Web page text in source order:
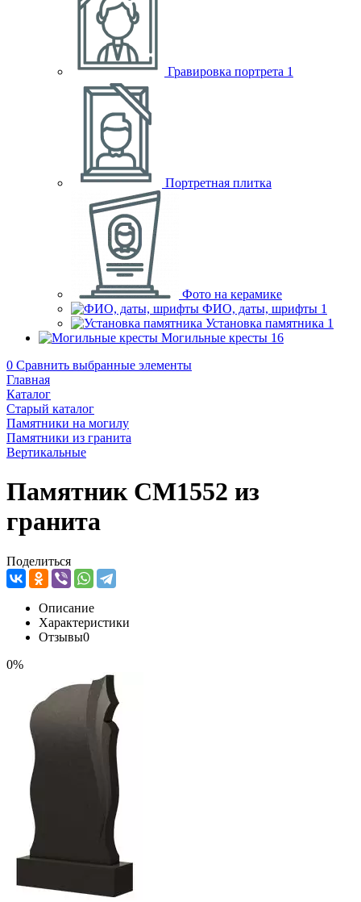
Гравировка портрета 1
Портретная плитка
Фото на керамике
ФИО, даты, шрифты 1
Установка памятника 1
Могильные кресты 16
0 Сравнить выбранные элементы
Главная
Каталог
Старый каталог
Памятники на могилу
Памятники из гранита
Вертикальные
Памятник CM1552 из
гранита
Поделиться
Описание
Характеристики
Отзывы0
0%